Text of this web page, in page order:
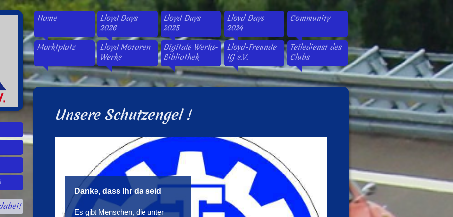
Home
Lloyd Days
2026
Lloyd Days
2025
Lloyd Days
2024
Community
Marktplatz
Lloyd Motoren
Werke
Digitale Werks-
Bibliothek
Lloyd-Freunde
IG e.V.
Teiledienst des
Clubs
Unsere Schutzengel !
Danke, dass Ihr da seid
Es gibt Menschen, die unter